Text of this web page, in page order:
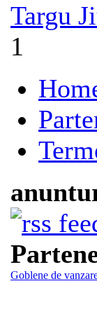
Targu
1
Goblene de